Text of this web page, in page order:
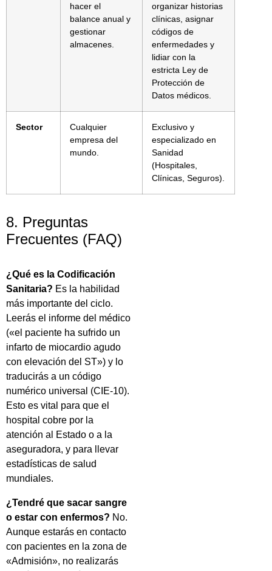
hacer el
balance anual y
gestionar
almacenes.
organizar historias
clínicas, asignar
códigos de
enfermedades y
lidiar con la
estricta Ley de
Protección de
Datos médicos.
Sector
Cualquier
empresa del
mundo.
Exclusivo y
especializado en
Sanidad
(Hospitales,
Clínicas, Seguros).
8. Preguntas
Frecuentes (FAQ)
¿Qué es la Codificación
Sanitaria? Es la habilidad
más importante del ciclo.
Leerás el informe del médico
(«el paciente ha sufrido un
infarto de miocardio agudo
con elevación del ST») y lo
traducirás a un código
numérico universal (CIE-10).
Esto es vital para que el
hospital cobre por la
atención al Estado o a la
aseguradora, y para llevar
estadísticas de salud
mundiales.
¿Tendré que sacar sangre
o estar con enfermos? No.
Aunque estarás en contacto
con pacientes en la zona de
«Admisión», no realizarás